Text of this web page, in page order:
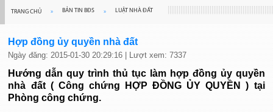
TRANG CHỦ » BẢN TIN BĐS » LUẬT NHÀ ĐẤT
Hợp đồng ủy quyền nhà đất
Ngày đăng: 2015-01-30 20:29:16 | Lượt xem: 7337
Hướng dẫn quy trình thủ tục làm hợp đồng ủy quyền
nhà đất ( Công chứng HỢP ĐỒNG ỦY QUYỀN ) tại
Phòng công chứng.